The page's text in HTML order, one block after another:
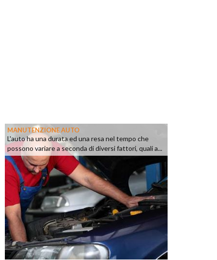
MANUTENZIONE AUTO
L'auto ha una durata ed una resa nel tempo che
possono variare a seconda di diversi fattori, quali a...